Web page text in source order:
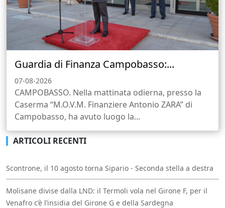
Guardia di Finanza Campobasso:...
07-08-2026
CAMPOBASSO. Nella mattinata odierna, presso la
Caserma “M.O.V.M. Finanziere Antonio ZARA” di
Campobasso, ha avuto luogo la...
ARTICOLI RECENTI
Scontrone, il 10 agosto torna Sipario - Seconda stella a destra
Molisane divise dalla LND: il Termoli vola nel Girone F, per il
Venafro c’è l’insidia del Girone G e della Sardegna